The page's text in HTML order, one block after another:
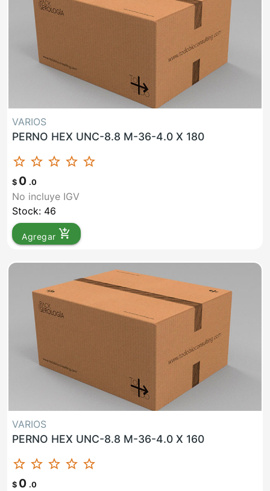
VARIOS
PERNO HEX UNC-8.8 M-36-4.0 X 180
star_border star_border star_border star_border star_border
$ 0 .0
No incluye IGV
Stock: 46
Agregar add_shopping_cart
VARIOS
PERNO HEX UNC-8.8 M-36-4.0 X 160
star_border star_border star_border star_border star_border
$ 0 .0